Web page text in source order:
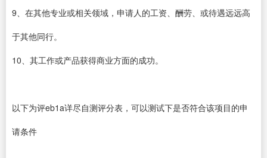
9、在其他专业或相关领域，申请人的工资、酬劳、或待遇远远高
于其他同行。
10、其工作或产品获得商业方面的成功。
以下为评eb1a详尽自测评分表，可以测试下是否符合该项目的申
请条件